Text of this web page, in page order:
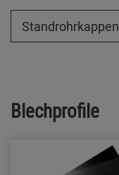
Standrohrkappen
Blechprofile